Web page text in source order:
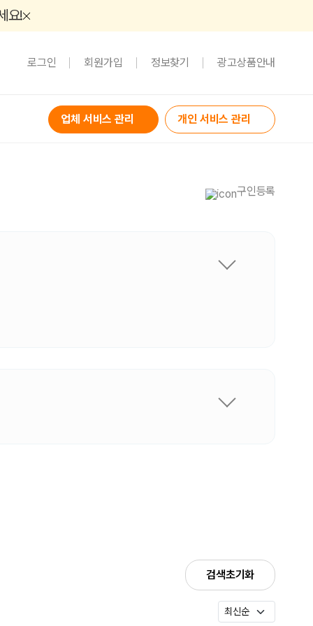
요!
로그인 회원가입 정보찾기 광고상품안내
업체 서비스 관리 개인 서비스 관리
구인등록
검색초기화